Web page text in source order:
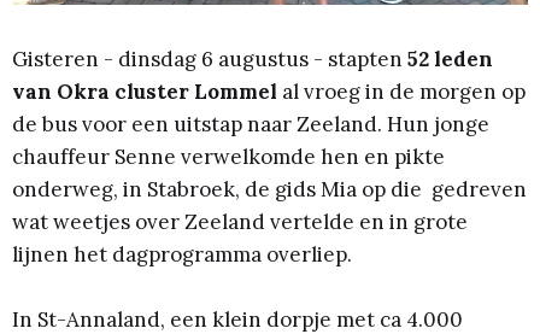
Gisteren - dinsdag 6 augustus - stapten 52 leden
van Okra cluster Lommel al vroeg in de morgen op
de bus voor een uitstap naar Zeeland. Hun jonge
chauffeur Senne verwelkomde hen en pikte
onderweg, in Stabroek, de gids Mia op die gedreven
wat weetjes over Zeeland vertelde en in grote
lijnen het dagprogramma overliep.
In St-Annaland, een klein dorpje met ca 4.000